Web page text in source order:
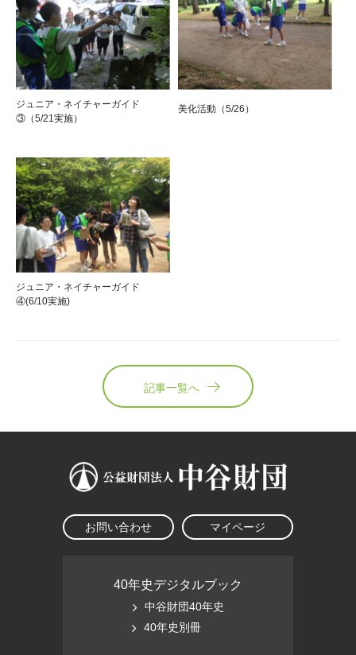
ジュニア・ネイチャーガイド
③（5/21実施）
美化活動（5/26）
ジュニア・ネイチャーガイド
④(6/10実施)
記事一覧へ
お問い合わせ マイページ
40年史デジタルブック
中谷財団40年史
40年史別冊